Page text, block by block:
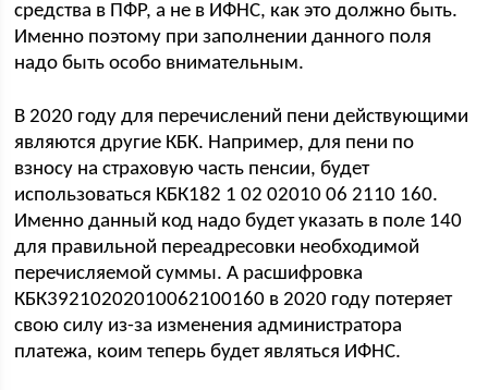
средства в ПФР, а не в ИФНС, как это должно быть.
Именно поэтому при заполнении данного поля
надо быть особо внимательным.
В 2020 году для перечислений пени действующими
являются другие КБК. Например, для пени по
взносу на страховую часть пенсии, будет
использоваться КБК182 1 02 02010 06 2110 160.
Именно данный код надо будет указать в поле 140
для правильной переадресовки необходимой
перечисляемой суммы. А расшифровка
КБК39210202010062100160 в 2020 году потеряет
свою силу из-за изменения администратора
платежа, коим теперь будет являться ИФНС.